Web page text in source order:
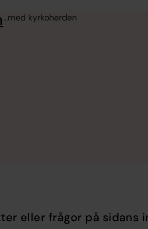
...med kyrkoherden
eller frågor på sidans